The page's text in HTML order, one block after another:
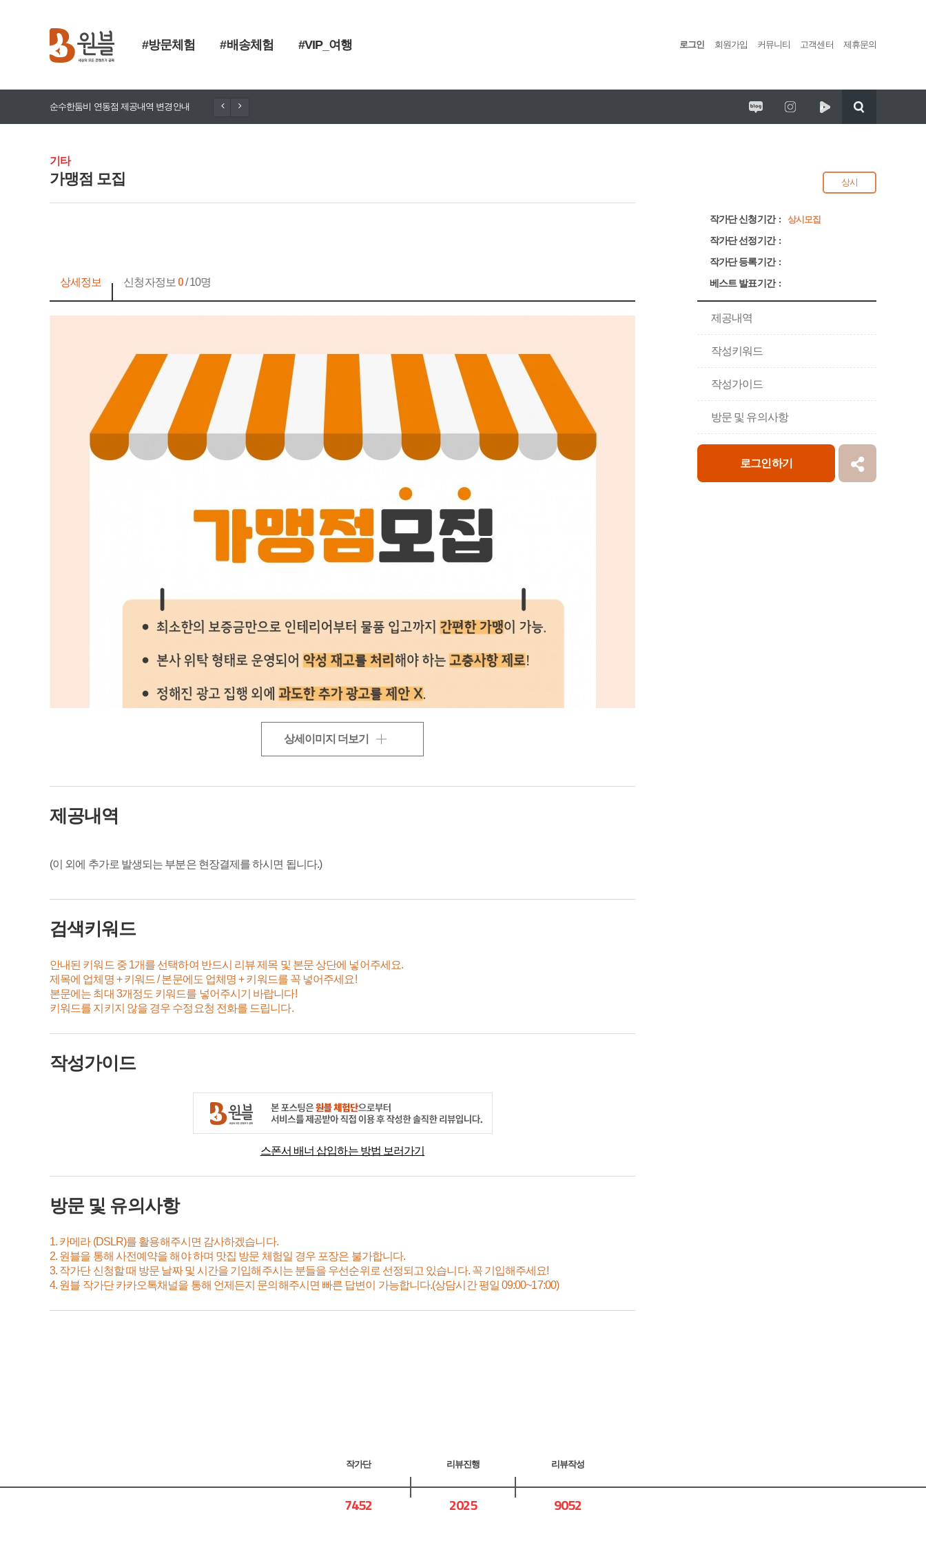
#방문체험 #배송체험 #VIP_여행 로그인 회원가입 커뮤니티 고객센터 제휴문의
순수한둠비 연동점 제공내역 변경안내 편백포레스트 임시휴업 안내
기타
가맹점 모집
상세정보 신청자정보 0/ 10명
상세이미지 더보기
제공내역
(이 외에 추가로 발생되는 부분은 현장결제를 하시면 됩니다.)
검색키워드
안내된 키워드 중 1개를 선택하여 반드시 리뷰 제목 및 본문 상단에 넣어주세요.
제목에 업체명 + 키워드 / 본문에도 업체명 + 키워드를 꼭 넣어주세요!
본문에는 최대 3개정도 키워드를 넣어주시기 바랍니다!
키워드를 지키지 않을 경우 수정요청 전화를 드립니다.
작성가이드
스폰서 배너 삽입하는 방법 보러가기
방문 및 유의사항
1. 카메라 (DSLR)를 활용해주시면 감사하겠습니다.
2. 원블을 통해 사전예약을 해야 하며 맛집 방문 체험일 경우 포장은 불가합니다.
3. 작가단 신청할 때 방문 날짜 및 시간을 기입해주시는 분들을 우선순위로 선정되고 있습니다. 꼭 기입해주세요!
4. 원블 작가단 카카오톡채널을 통해 언제든지 문의해주시면 빠른 답변이 가능합니다.(상담시간 평일 09:00~17:00)
상시
작가단 신청기간 상시모집
작가단 선정기간
작가단 등록기간
베스트 발표기간
제공내역
작성키워드
작성가이드
방문 및 유의사항
로그인하기
작가단
7452
리뷰진행
2025
리뷰작성
9052